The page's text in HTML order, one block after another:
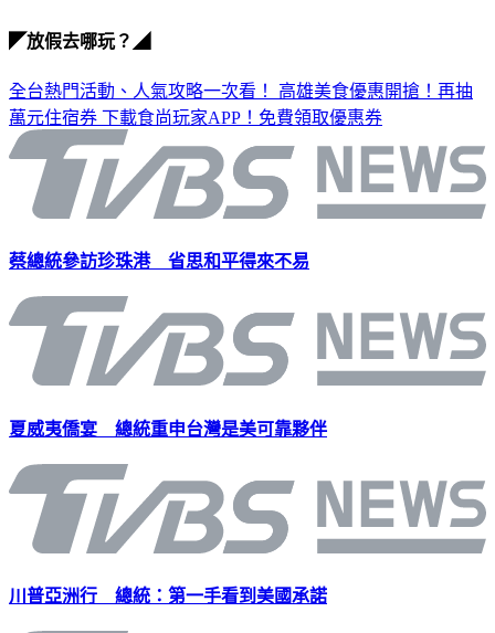
◤放假去哪玩？◢
全台熱門活動、人氣攻略一次看！ 高雄美食優惠開搶！再抽
萬元住宿券 下載食尚玩家APP！免費領取優惠券
蔡總統參訪珍珠港 省思和平得來不易
夏威夷僑宴 總統重申台灣是美可靠夥伴
川普亞洲行 總統：第一手看到美國承諾